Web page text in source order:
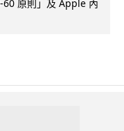
60 原則」及 Apple 內